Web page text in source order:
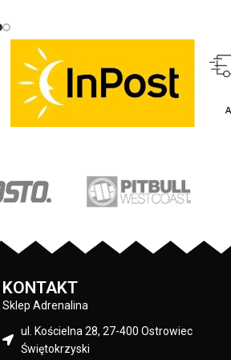
poliamidowych z dodatkiem elastycznej
przędzy - znacznie szlachetniejsza
mieszanka tkaniny niż powszechnie
występujące na rynku - termo aktywna i
oddychająca dzięki czemu doskonale
odprowadza ciepło z twojej skóry,
utrzymać higienę i nie powoduję
przykrego zapachu - tkanina z systemem
przeznaczona do uprawiania wszystkich
fizycznej - linia przeznaczona dla osób
poszukujących produktów do długich i
jak i na otwartej przestrzeni - dzięki
zastosowaniu nylonu produkty są gładkie
KONTAKT
Sklep Adrenalina
ul. Kościelna 28, 27-400 Ostrowiec
Świętokrzyski